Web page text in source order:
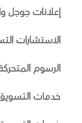
إعلانات جوجل
الاستشارات
الرسوم
خدمات التسويق